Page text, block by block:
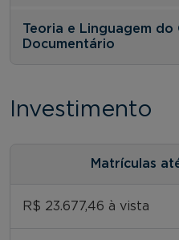
Teoria e Linguagem do
Documentário
Investimento
Matrículas
R$ 23.677,46 à vista